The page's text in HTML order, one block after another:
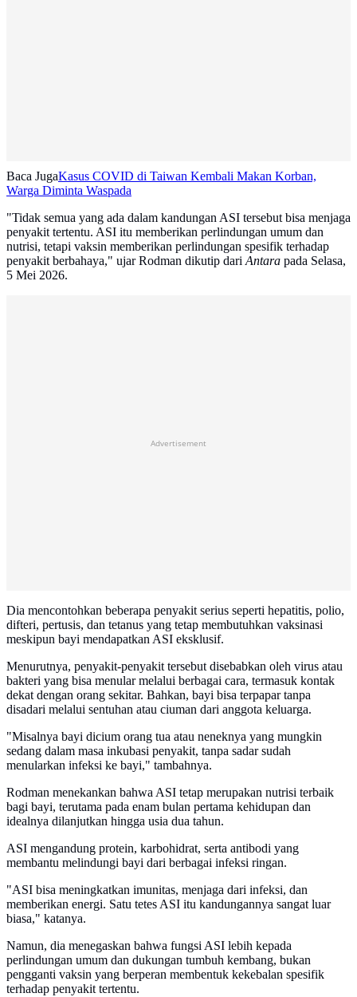
Baca JugaKasus COVID di Taiwan Kembali Makan Korban,
Warga Diminta Waspada
"Tidak semua yang ada dalam kandungan ASI tersebut bisa menjaga
penyakit tertentu. ASI itu memberikan perlindungan umum dan
nutrisi, tetapi vaksin memberikan perlindungan spesifik terhadap
penyakit berbahaya," ujar Rodman dikutip dariAntara pada Selasa,
5 Mei 2026.
Advertisement
Dia mencontohkan beberapa penyakit serius seperti hepatitis, polio,
difteri, pertusis, dan tetanus yang tetap membutuhkan vaksinasi
meskipun bayi mendapatkan ASI eksklusif.
Menurutnya, penyakit-penyakit tersebut disebabkan oleh virus atau
bakteri yang bisa menular melalui berbagai cara, termasuk kontak
dekat dengan orang sekitar. Bahkan, bayi bisa terpapar tanpa
disadari melalui sentuhan atau ciuman dari anggota keluarga.
"Misalnya bayi dicium orang tua atau neneknya yang mungkin
sedang dalam masa inkubasi penyakit, tanpa sadar sudah
menularkan infeksi ke bayi," tambahnya.
Rodman menekankan bahwa ASI tetap merupakan nutrisi terbaik
bagi bayi, terutama pada enam bulan pertama kehidupan dan
idealnya dilanjutkan hingga usia dua tahun.
ASI mengandung protein, karbohidrat, serta antibodi yang
membantu melindungi bayi dari berbagai infeksi ringan.
"ASI bisa meningkatkan imunitas, menjaga dari infeksi, dan
memberikan energi. Satu tetes ASI itu kandungannya sangat luar
biasa," katanya.
Namun, dia menegaskan bahwa fungsi ASI lebih kepada
perlindungan umum dan dukungan tumbuh kembang, bukan
pengganti vaksin yang berperan membentuk kekebalan spesifik
terhadap penyakit tertentu.